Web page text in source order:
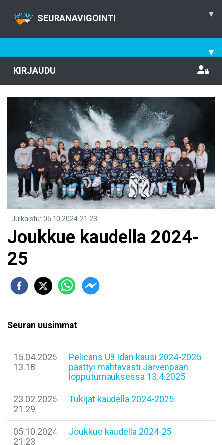
SEURANAVIGOINTI ▾
▾
KIRJAUDU
Julkaistu: 05.10.2024 21.23
Joukkue kaudella 2024-
25
Seuran uusimmat
15.04.2025
13.18
Pelicans U8 Idän kausi 2024-2025
päättyi mahtavasti Järvenpään
lopputurnauksessa 13.4.2025
23.02.2025
21.29
Tukijat kaudella 2024-2025
05.10.2024
21.23
Joukkue kaudella 2024-25